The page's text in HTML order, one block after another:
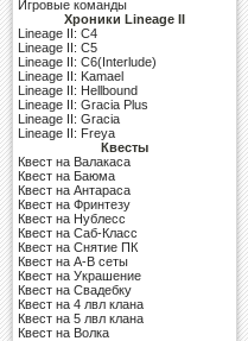
Игровые команды
Хроники Lineage II
Lineage II: C4
Lineage II: C5
Lineage II: C6(Interlude)
Lineage II: Kamael
Lineage II: Hellbound
Lineage II: Gracia Plus
Lineage II: Gracia
Lineage II: Freya
Квесты
Квест на Валакаса
Квест на Баюма
Квест на Антараса
Квест на Фринтезу
Квест на Нублесс
Квест на Саб-Класс
Квест на Снятие ПК
Квест на A-B сеты
Квест на Украшение
Квест на Свадебку
Квест на 4 лвл клана
Квест на 5 лвл клана
Квест на Волка